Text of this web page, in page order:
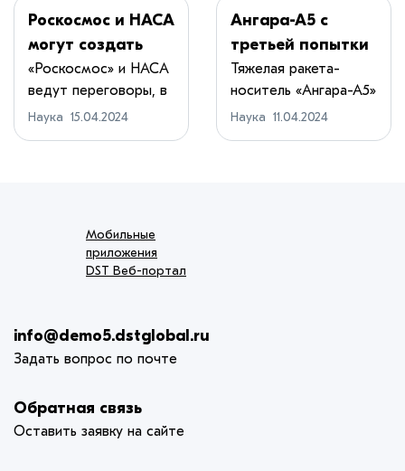
Роскосмос и НАСА
могут создать
универсальные
модули стыковки
«Роскосмос» и НАСА
ведут переговоры, в
которых рас...
Наука 15.04.2024
Ангара-А5 с
третьей попытки
стартовала с
Восточного
Тяжелая ракета-
носитель «Ангара-А5»
с несущим разг...
Наука 11.04.2024
Мобильные
приложения
DST Веб-портал
info@demo5.dstglobal.ru
Задать вопрос по почте
Обратная связь
Оставить заявку на сайте